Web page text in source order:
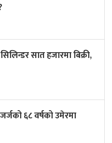
सात हजारमा बिक्री,
६८ वर्षको उमेरमा